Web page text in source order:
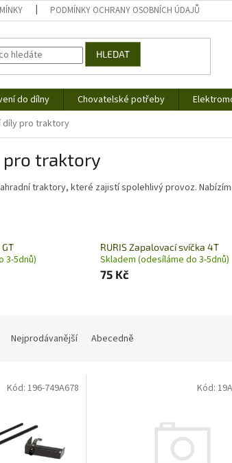
PODMÍNKY OCHRANY OSOBNÍCH ÚDAJŮ
HLEDAT
do dílny Chovatelské potřeby
díly pro traktory
pro traktory
traktory, které zajistí spolehlivý provoz.
3-5dnů)
RURIS Zapalovací svíčka 4T
Skladem (odesíláme do 3-5dnů)
75 Kč
Nejprodávanější Abecedně
Kód: 196-749A678 Kód: